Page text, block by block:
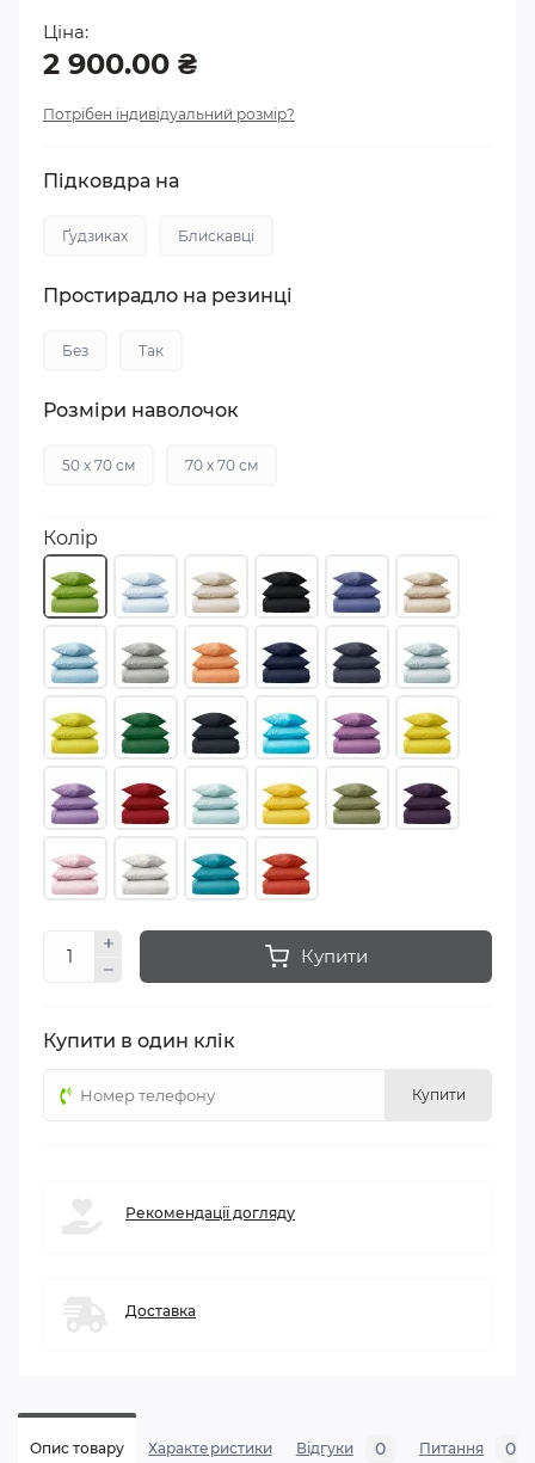
Ціна:
2 900.00 ₴
Потрібен індивідуальний розмір?
Підковдра на
Ґудзиках Блискавці
Простирадло на резинці
Без Так
Розміри наволочок
50 х 70 см 70 х 70 см
Колір
Купити
Купити в один клік
Купити
Рекомендації догляду
Доставка
Опис товару Характеристики Відгуки 0 Питання 0